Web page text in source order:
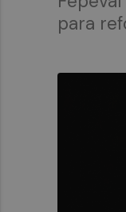
para